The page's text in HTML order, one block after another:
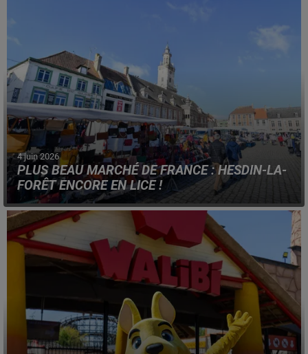
4 juin 2026
PLUS BEAU MARCHÉ DE FRANCE : HESDIN-LA-
FORÊT ENCORE EN LICE !
Le marché du Pas-de-Calais a été choisi, pour
représenter les Hauts-de-France, cette année.